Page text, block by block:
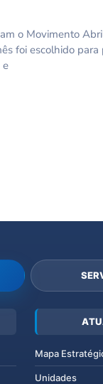
o Movimento
foi escolhido
e
Mapa
Unidades